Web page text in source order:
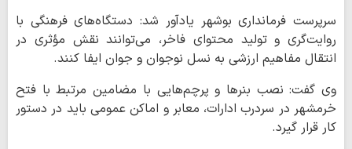
سرپرست فرمانداری بوشهر یادآور شد: دستگاه‌های فرهنگی با
روایت‌گری و تولید محتوای فاخر، می‌توانند نقش مؤثری در
انتقال مفاهیم ارزشی به نسل نوجوان و جوان ایفا کنند.
وی گفت: نصب بنرها و پرچم‌هایی با مضامین مرتبط با فتح
خرمشهر در سردرب ادارات، معابر و اماکن عمومی باید در دستور
کار قرار گیرد.